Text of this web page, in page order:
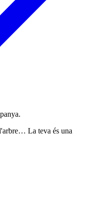
La teva és una